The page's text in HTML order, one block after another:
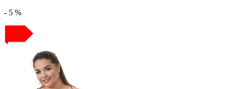
- 5 %